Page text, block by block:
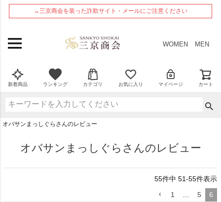
→三京商会を装った詐欺サイト・メールにご注意ください
WOMEN MEN
新着商品 ランキング カテゴリ お気に入り マイページ カート
オバサンまっしぐらさんのレビュー
オバサンまっしぐらさんのレビュー
55件中 51-55件表示
1
5 6
ペー